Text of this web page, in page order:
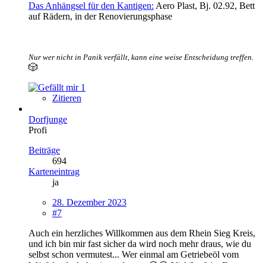
Das Anhängsel für den Kantigen: Aero Plast, Bj. 02.92, Bett
auf Rädern, in der Renovierungsphase
Nur wer nicht in Panik verfällt, kann eine weise Entscheidung treffen.
🎲
1
Zitieren
Dorfjunge
Profi
Beiträge
694
Karteneintrag
ja
28. Dezember 2023
#7
Auch ein herzliches Willkommen aus dem Rhein Sieg Kreis,
und ich bin mir fast sicher da wird noch mehr draus, wie du
selbst schon vermutest... Wer einmal am Getriebeöl vom